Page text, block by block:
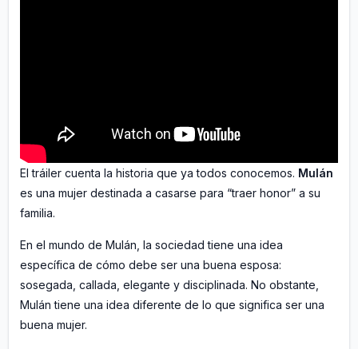
El tráiler cuenta la historia que ya todos conocemos. Mulán
es una mujer destinada a casarse para “traer honor” a su
familia.
En el mundo de Mulán, la sociedad tiene una idea
específica de cómo debe ser una buena esposa:
sosegada, callada, elegante y disciplinada. No obstante,
Mulán tiene una idea diferente de lo que significa ser una
buena mujer.